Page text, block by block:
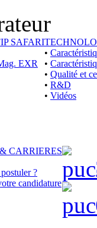
SAFARI
EXR
•
•
• Qualité et
• R&D
• Vidéos
CARRIERES
?
candidature